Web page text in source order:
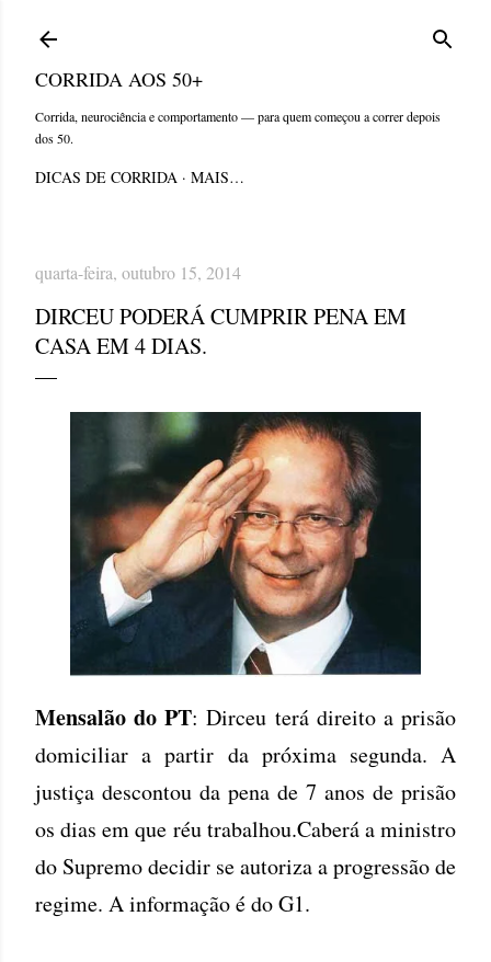
CORRIDA AOS 50+
Corrida, neurociência e comportamento — para quem começou a correr depois
dos 50.
DICAS DE CORRIDA MAIS…
quarta-feira, outubro 15, 2014
DIRCEU PODERÁ CUMPRIR PENA EM
CASA EM 4 DIAS.
Mensalão do PT: Dirceu terá direito a prisão
domiciliar a partir da próxima segunda. A
justiça descontou da pena de 7 anos de prisão
os dias em que réu trabalhou.Caberá a ministro
do Supremo decidir se autoriza a progressão de
regime. A informação é do G1.